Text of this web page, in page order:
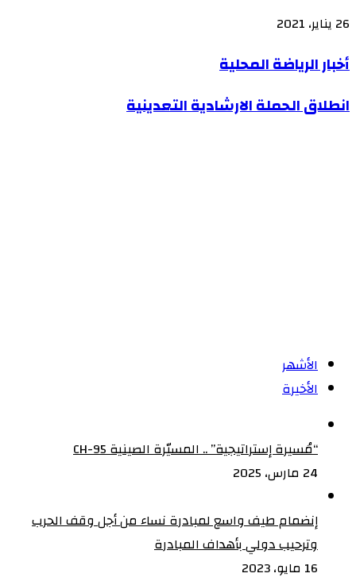
26 يناير، 2021
أخبار
المحلية
أخبار الرياضة المحلية
انطلاق
انطلاق الحملة الارشادية التعدينية
الأشهر
الأخيرة
“مُسيرة إستراتيجية” .. المسيّرة الصينية CH-95
24 مارس، 2025
إنضمام طيف واسع لمبادرة نساء من أجل وقف الحرب
وترحيب دولي بأهداف المبادرة
16 مايو، 2023